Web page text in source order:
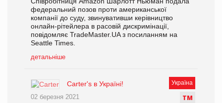
федеральний позов проти американської
компанії до суду, звинувативши керівництво
онлайн-рітейлера в расовій дискримінації,
повідомляє TradeMaster.UA з посиланням на
Seattle Times.
детальніше
Україна
ТМ
Carter's в Україні!
02 березня 2021